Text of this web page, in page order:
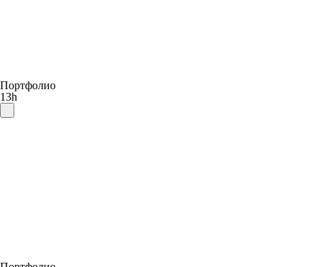
Портфолио
13h